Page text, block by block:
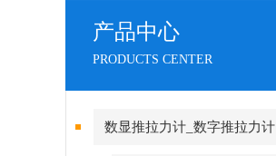
产品中心
PRODUCTS CENTER
数显推拉力计_数字推拉力计